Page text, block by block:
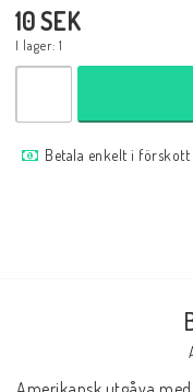
Serier Sverige
Serier USA
Inkl. Moms
10 SEK
I lager: 1
Betala enkelt i